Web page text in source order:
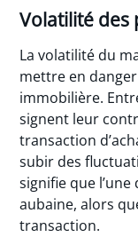
Volatilité des
La volatilité du
mettre en
immobilière.
signent leur
transaction
subir des
signifie que
aubaine, alors
transaction.